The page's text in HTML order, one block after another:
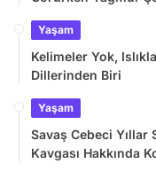
Yaşam
Kelimeler Yok,
Dillerinden Biri
Yaşam
Savaş Cebeci Yıllar
Kavgası Hakkında